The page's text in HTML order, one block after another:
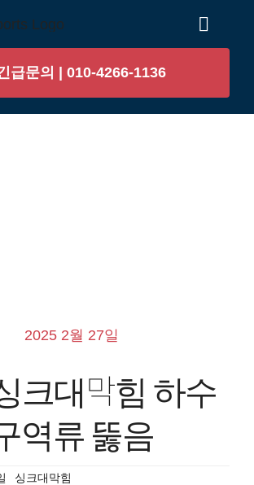
급문의 | 010-4266-1136
2025 2월 27일
크대막힘 하수
역류 뚫음
싱크대막힘